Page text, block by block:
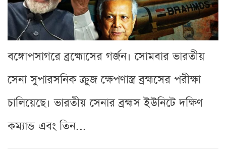
বঙ্গোপসাগরে ব্রহ্মোসের গর্জন। সোমবার ভারতীয়
সেনা সুপারসনিক ক্রুজ ক্ষেপণাস্ত্র ব্রহ্মসের পরীক্ষা
চালিয়েছে। ভারতীয় সেনার ব্রহ্মস ইউনিটে দক্ষিণ
কম্যান্ড এবং তিন...